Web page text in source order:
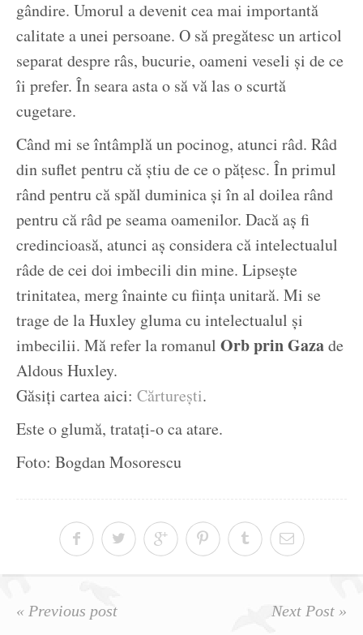
gândire. Umorul a devenit cea mai importantă
calitate a unei persoane. O să pregătesc un articol
separat despre râs, bucurie, oameni veseli și de ce
îi prefer. În seara asta o să vă las o scurtă
cugetare.
Când mi se întâmplă un pocinog, atunci râd. Râd
din suflet pentru că știu de ce o pățesc. În primul
rând pentru că spăl duminica și în al doilea rând
pentru că râd pe seama oamenilor. Dacă aș fi
credincioasă, atunci aș considera că intelectualul
râde de cei doi imbecili din mine. Lipsește
trinitatea, merg înainte cu ființa unitară. Mi se
trage de la Huxley gluma cu intelectualul și
imbecilii. Mă refer la romanul Orb prin Gazade
Aldous Huxley.
Găsiți cartea aici: Cărturești.
Este o glumă, tratați-o ca atare.
Foto: Bogdan Mosorescu
« Previous post Next Post »